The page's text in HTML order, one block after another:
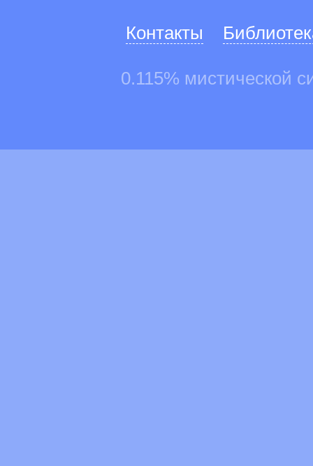
Контакты
0.115% мистической